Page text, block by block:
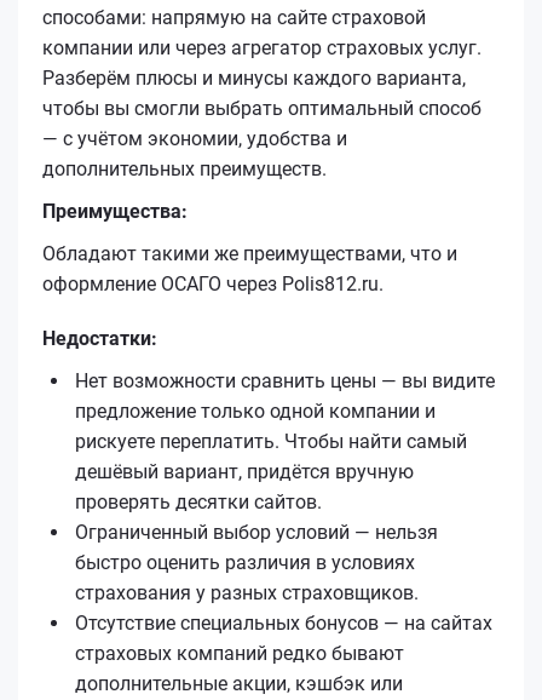
способами: напрямую на сайте страховой
компании или через агрегатор страховых услуг.
Разберём плюсы и минусы каждого варианта,
чтобы вы смогли выбрать оптимальный способ
— с учётом экономии, удобства и
дополнительных преимуществ.
Преимущества:
Обладают такими же преимуществами, что и
оформление ОСАГО через Polis812.ru.
Недостатки:
Нет возможности сравнить цены — вы видите
предложение только одной компании и
рискуете переплатить. Чтобы найти самый
дешёвый вариант, придётся вручную
проверять десятки сайтов.
Ограниченный выбор условий — нельзя
быстро оценить различия в условиях
страхования у разных страховщиков.
Отсутствие специальных бонусов — на сайтах
страховых компаний редко бывают
дополнительные акции, кэшбэк или